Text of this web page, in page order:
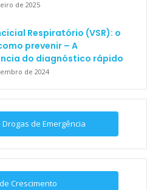
de 2025
Respiratório (VSR): o
prevenir – A
do diagnóstico rápido
de 2024
de Emergência
Crescimento